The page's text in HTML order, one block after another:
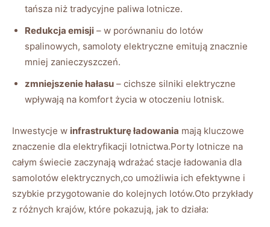
tańsza niż tradycyjne paliwa lotnicze.
Redukcja emisji – w porównaniu do lotów
spalinowych, samoloty elektryczne emitują znacznie
mniej zanieczyszczeń.
zmniejszenie hałasu – cichsze silniki elektryczne
wpływają na komfort życia w otoczeniu lotnisk.
Inwestycje w infrastrukturę ładowania mają kluczowe
znaczenie dla elektryfikacji lotnictwa.Porty lotnicze na
całym świecie zaczynają wdrażać stacje ładowania dla
samolotów elektrycznych,co umożliwia ich efektywne i
szybkie przygotowanie do kolejnych lotów.Oto przykłady
z różnych krajów, które pokazują, jak to działa: